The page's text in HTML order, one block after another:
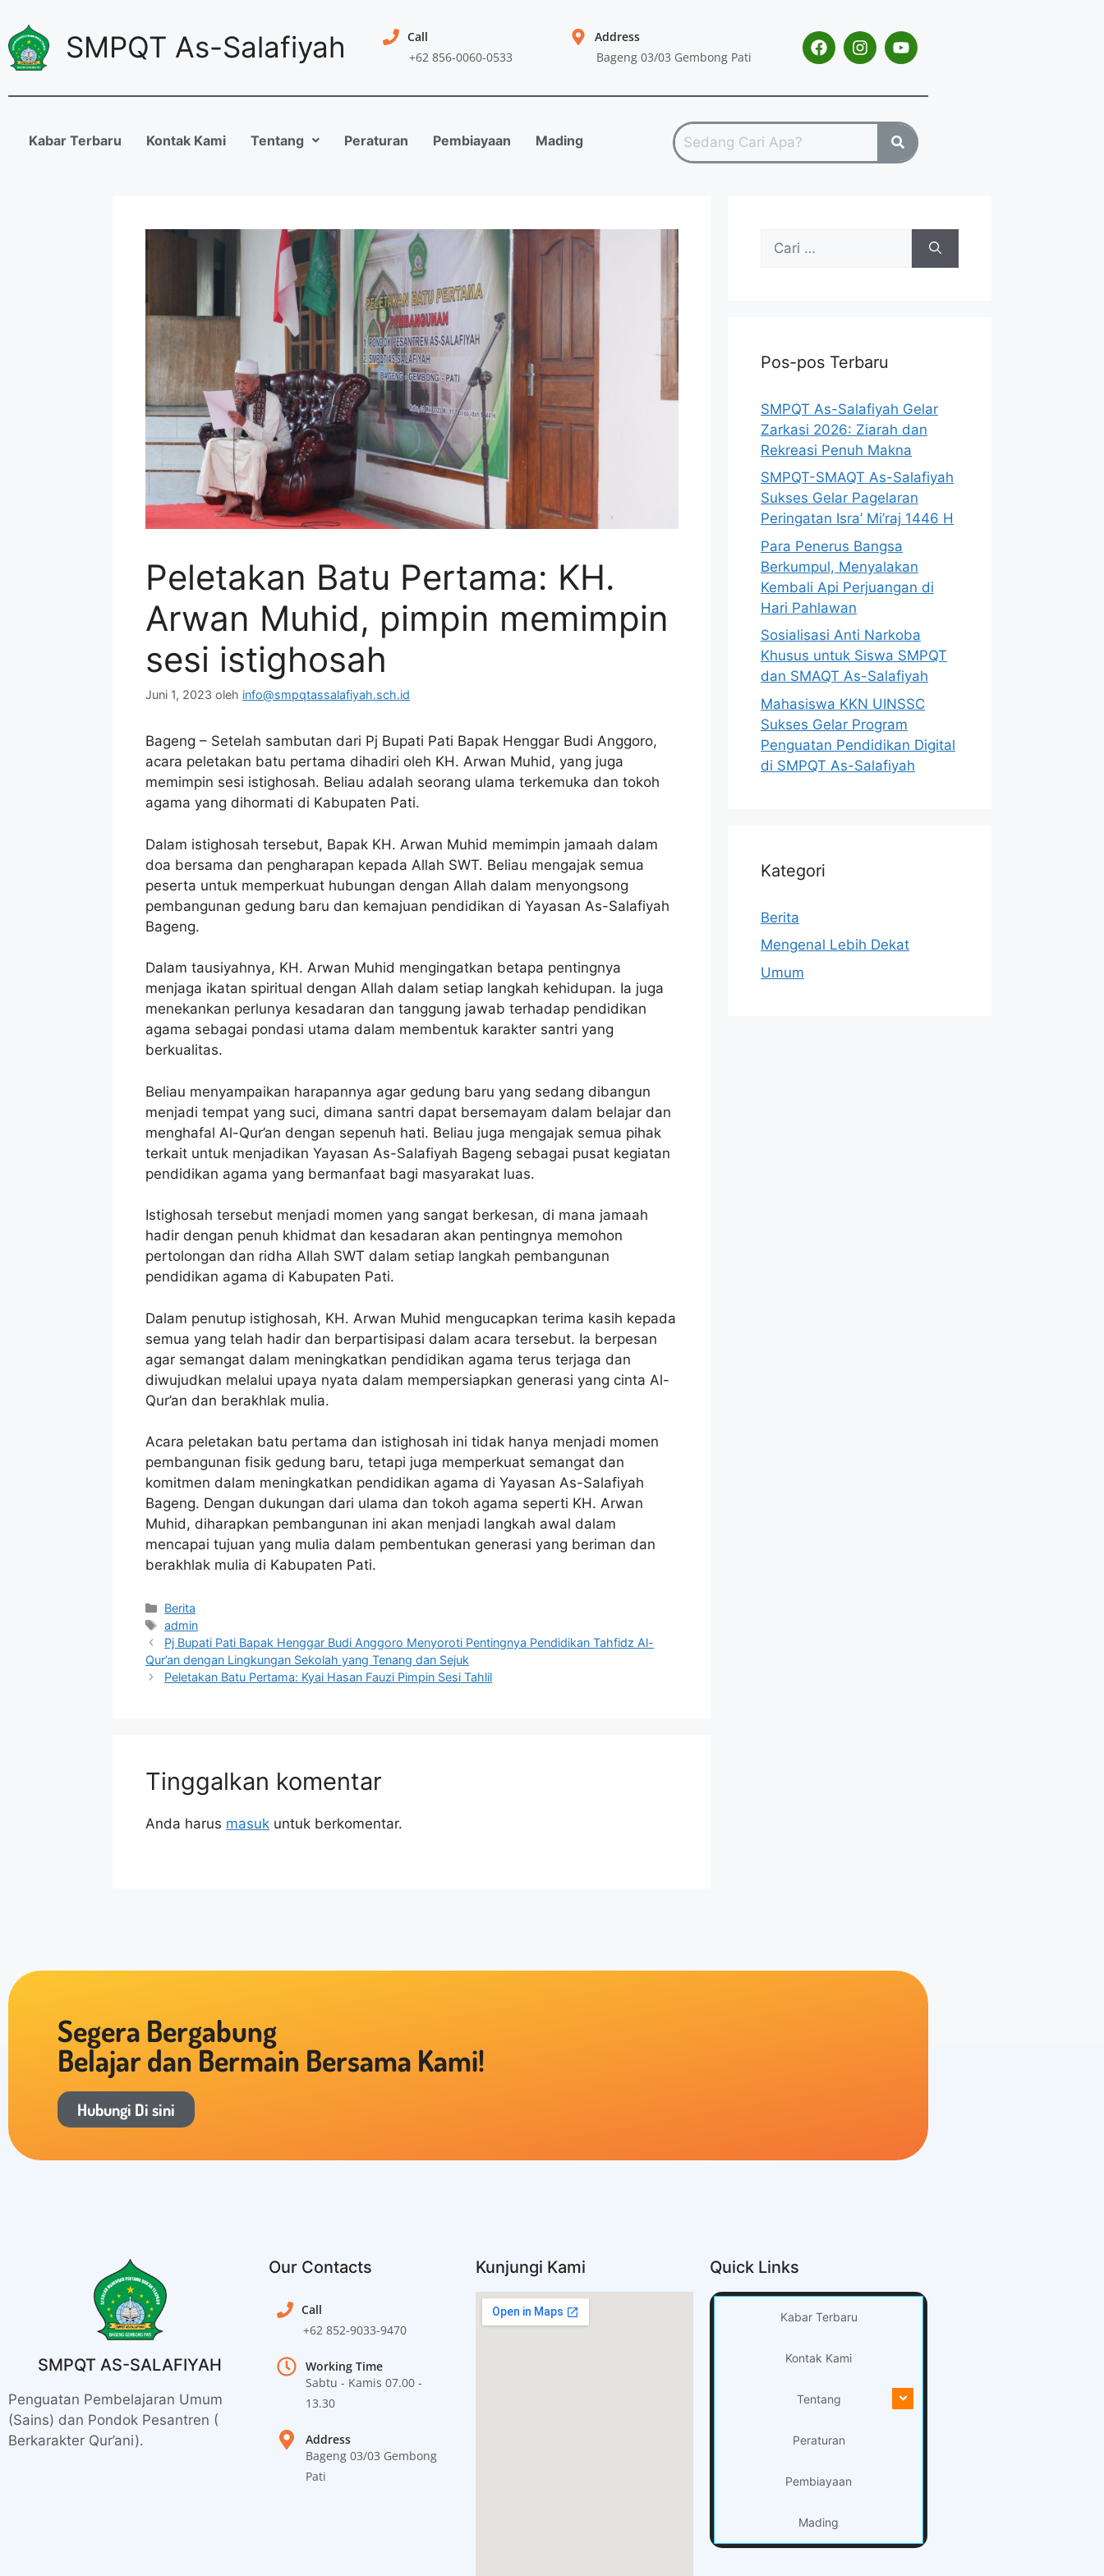
SMPQT As-Salafiyah
Call
+62 856-0060-0533
Address
Bageng 03/03 Gembong Pati
Kabar Terbaru Kontak Kami Tentang Peraturan Pembiayaan Mading
Peletakan Batu Pertama: KH.
Arwan Muhid, pimpin memimpin
sesi istighosah
Juni 1, 2023 oleh info@smpqtassalafiyah.sch.id
Bageng – Setelah sambutan dari Pj Bupati Pati Bapak Henggar Budi Anggoro,
acara peletakan batu pertama dihadiri oleh KH. Arwan Muhid, yang juga
memimpin sesi istighosah. Beliau adalah seorang ulama terkemuka dan tokoh
agama yang dihormati di Kabupaten Pati.
Dalam istighosah tersebut, Bapak KH. Arwan Muhid memimpin jamaah dalam
doa bersama dan pengharapan kepada Allah SWT. Beliau mengajak semua
peserta untuk memperkuat hubungan dengan Allah dalam menyongsong
pembangunan gedung baru dan kemajuan pendidikan di Yayasan As-Salafiyah
Bageng.
Dalam tausiyahnya, KH. Arwan Muhid mengingatkan betapa pentingnya
menjaga ikatan spiritual dengan Allah dalam setiap langkah kehidupan. Ia juga
menekankan perlunya kesadaran dan tanggung jawab terhadap pendidikan
agama sebagai pondasi utama dalam membentuk karakter santri yang
berkualitas.
Beliau menyampaikan harapannya agar gedung baru yang sedang dibangun
menjadi tempat yang suci, dimana santri dapat bersemayam dalam belajar dan
menghafal Al-Qur’an dengan sepenuh hati. Beliau juga mengajak semua pihak
terkait untuk menjadikan Yayasan As-Salafiyah Bageng sebagai pusat kegiatan
pendidikan agama yang bermanfaat bagi masyarakat luas.
Istighosah tersebut menjadi momen yang sangat berkesan, di mana jamaah
hadir dengan penuh khidmat dan kesadaran akan pentingnya memohon
pertolongan dan ridha Allah SWT dalam setiap langkah pembangunan
pendidikan agama di Kabupaten Pati.
Dalam penutup istighosah, KH. Arwan Muhid mengucapkan terima kasih kepada
semua yang telah hadir dan berpartisipasi dalam acara tersebut. Ia berpesan
agar semangat dalam meningkatkan pendidikan agama terus terjaga dan
diwujudkan melalui upaya nyata dalam mempersiapkan generasi yang cinta Al-
Qur’an dan berakhlak mulia.
Acara peletakan batu pertama dan istighosah ini tidak hanya menjadi momen
pembangunan fisik gedung baru, tetapi juga memperkuat semangat dan
komitmen dalam meningkatkan pendidikan agama di Yayasan As-Salafiyah
Bageng. Dengan dukungan dari ulama dan tokoh agama seperti KH. Arwan
Muhid, diharapkan pembangunan ini akan menjadi langkah awal dalam
mencapai tujuan yang mulia dalam pembentukan generasi yang beriman dan
berakhlak mulia di Kabupaten Pati.
Berita
admin
Pj Bupati Pati Bapak Henggar Budi Anggoro Menyoroti Pentingnya Pendidikan Tahfidz Al-
Qur’an dengan Lingkungan Sekolah yang Tenang dan Sejuk
Peletakan Batu Pertama: Kyai Hasan Fauzi Pimpin Sesi Tahlil
Tinggalkan komentar
Anda harus masuk untuk berkomentar.
Pos-pos Terbaru
SMPQT As-Salafiyah Gelar
Zarkasi 2026: Ziarah dan
Rekreasi Penuh Makna
SMPQT-SMAQT As-Salafiyah
Sukses Gelar Pagelaran
Peringatan Isra’ Mi’raj 1446 H
Para Penerus Bangsa
Berkumpul, Menyalakan
Kembali Api Perjuangan di
Hari Pahlawan
Sosialisasi Anti Narkoba
Khusus untuk Siswa SMPQT
dan SMAQT As-Salafiyah
Mahasiswa KKN UINSSC
Sukses Gelar Program
Penguatan Pendidikan Digital
di SMPQT As-Salafiyah
Kategori
Berita
Mengenal Lebih Dekat
Umum
Segera Bergabung
Belajar dan Bermain Bersama Kami!
Hubungi Di sini
SMPQT AS-SALAFIYAH
Penguatan Pembelajaran Umum
(Sains) dan Pondok Pesantren (
Berkarakter Qur’ani).
Our Contacts
Call
+62 852-9033-9470
Working Time
Sabtu - Kamis 07.00 -
13.30
Address
Bageng 03/03 Gembong
Pati
Kunjungi Kami Quick Links
Kabar Terbaru
Kontak Kami
Tentang
Peraturan
Pembiayaan
Mading